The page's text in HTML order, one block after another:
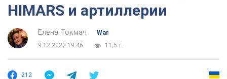
HIMARS и артиллерии
Елена Токмач
War
9.12.2022 19:46
11,5 т.
212